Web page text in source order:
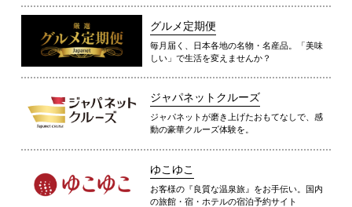
グルメ定期便
毎月届く、日本各地の名物・名産品。「美味
しい」で生活を変えませんか？
ジャパネットクルーズ
ジャパネットが磨き上げたおもてなしで、感
動の豪華クルーズ体験を。
ゆこゆこ
お客様の『良質な温泉旅』をお手伝い。国内
の旅館・宿・ホテルの宿泊予約サイト